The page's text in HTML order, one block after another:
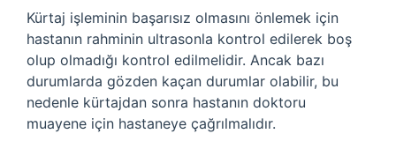
Kürtaj işleminin başarısız olmasını önlemek için
hastanın rahminin ultrasonla kontrol edilerek boş
olup olmadığı kontrol edilmelidir. Ancak bazı
durumlarda gözden kaçan durumlar olabilir, bu
nedenle kürtajdan sonra hastanın doktoru
muayene için hastaneye çağrılmalıdır.